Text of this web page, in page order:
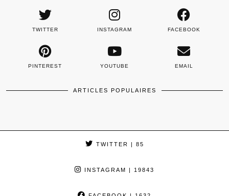
TWITTER INSTAGRAM FACEBOOK
PINTEREST YOUTUBE EMAIL
ARTICLES POPULAIRES
TWITTER | 85
INSTAGRAM | 19843